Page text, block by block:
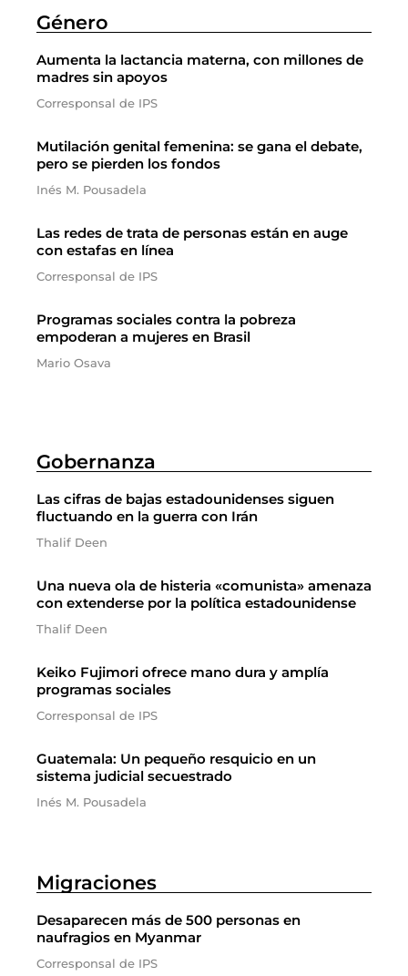
Género
Aumenta la lactancia materna, con millones de
madres sin apoyos
Corresponsal de IPS
Mutilación genital femenina: se gana el debate,
pero se pierden los fondos
Inés M. Pousadela
Las redes de trata de personas están en auge
con estafas en línea
Corresponsal de IPS
Programas sociales contra la pobreza
empoderan a mujeres en Brasil
Mario Osava
Gobernanza
Las cifras de bajas estadounidenses siguen
fluctuando en la guerra con Irán
Thalif Deen
Una nueva ola de histeria «comunista» amenaza
con extenderse por la política estadounidense
Thalif Deen
Keiko Fujimori ofrece mano dura y amplía
programas sociales
Corresponsal de IPS
Guatemala: Un pequeño resquicio en un
sistema judicial secuestrado
Inés M. Pousadela
Migraciones
Desaparecen más de 500 personas en
naufragios en Myanmar
Corresponsal de IPS